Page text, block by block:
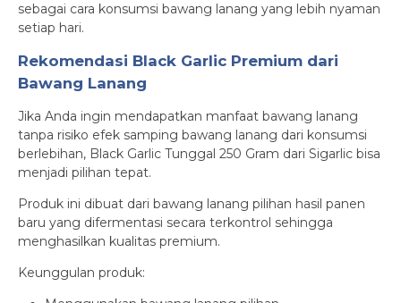
sebagai cara konsumsi bawang lanang yang lebih nyaman
setiap hari.
Rekomendasi Black Garlic Premium dari
Bawang Lanang
Jika Anda ingin mendapatkan manfaat bawang lanang
tanpa risiko efek samping bawang lanang dari konsumsi
berlebihan, Black Garlic Tunggal 250 Gram dari Sigarlic bisa
menjadi pilihan tepat.
Produk ini dibuat dari bawang lanang pilihan hasil panen
baru yang difermentasi secara terkontrol sehingga
menghasilkan kualitas premium.
Keunggulan produk: